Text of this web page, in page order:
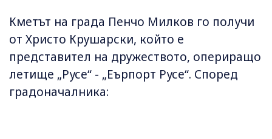
Кметът на града Пенчо Милков го получи
от Христо Крушарски, който е
представител на дружеството, опериращо
летище „Русе“ - „Еърпорт Русе“. Според
градоначалника: